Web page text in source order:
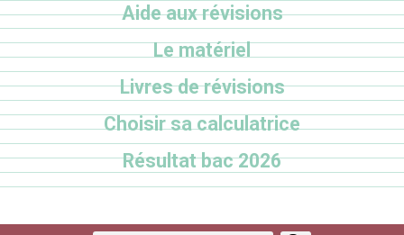
Aide aux révisions
Le matériel
Livres de révisions
Choisir sa calculatrice
Résultat bac 2026